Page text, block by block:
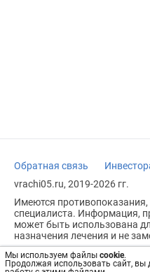
Мы используем файлы cookie.
Продолжая использовать сайт, вы
Обратная связь
vrachi05.ru, 2019-2026 гг.
Имеются противопоказания,
специалиста. Информация,
может быть использована
назначения лечения и не
Возрастное ограничение: 18+